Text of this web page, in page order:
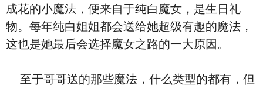
成花的小魔法，便来自于纯白魔女，是生日礼
物。每年纯白姐姐都会送给她超级有趣的魔法，
这也是她最后会选择魔女之路的一大原因。
至于哥哥送的那些魔法，什么类型的都有，但